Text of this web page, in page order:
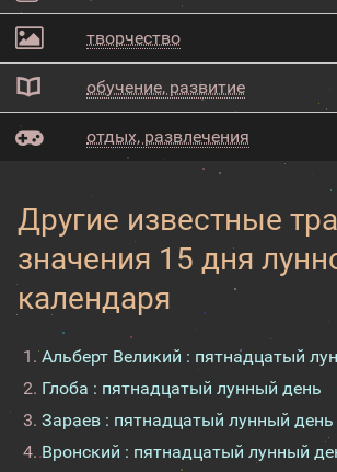
творчество
обучение, развитие
отдых, развлечения
Другие известные
значения 15 дня
календаря
Альберт Великий : пятнадцатый
Глоба : пятнадцатый лунный день
Зараев : пятнадцатый лунный день
Вронский : пятнадцатый лунный